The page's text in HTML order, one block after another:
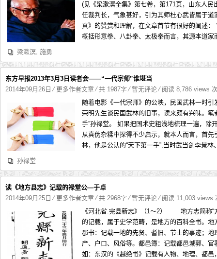
(见《梁漱溟全集》第七卷，第171页，山东人
任裁判长，气象甚好，引为其师杜心武皆属于
真》的赞赏和理解，在文章首节有很好的阐述
概括形意拳、八卦拳、太极拳而言，其源本道家
梁漱溟, 施勇
东方早报2013年3月3日读者会——“一代宗师”谁堪当
2014年09月26日 ⁄ 更多作者文章⁄ 共 1987字⁄暂无评论⁄ 阅读 8,786 views
随着电影《一代宗师》的公映，民国武林一时
荣明先生谈民国武林的旧事，读来颇有兴味。
手”孙禄堂。 如果把国术史粗浅地梳理一遍，除
从真伪杂糅中探得不少启示，就本人而言，首
林，他是公认的“天下第一手”,当时武当剑李景
孙禄堂
读《地方县志》记载的禄堂公—于卓
2014年09月25日 ⁄ 更多作者文章⁄ 共 2968字⁄暂无评论⁄ 阅读 11,003 views
《河北省.完县新志》（1～2） 地方志简称“
的记载，属于史学范畴，是地方的百科全书
郡书：记载一地的先贤、耆旧、节士的事迹；
产、户口、风俗等。都邑簿：记载都邑城郭、
如：东汉的《越绝书》记载有人物、地理、都邑